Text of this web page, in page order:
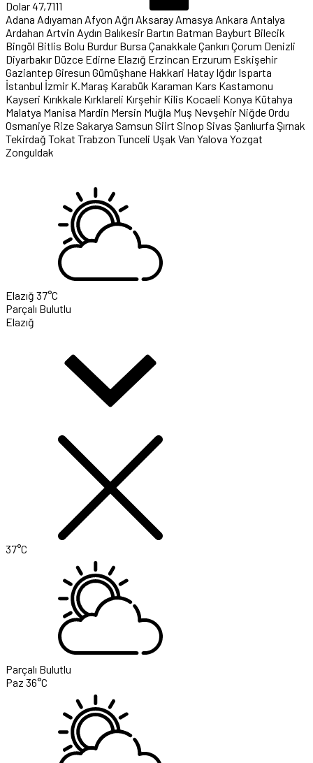
Euro 55,1881
Adana Adıyaman Afyon Ağrı AksarayAmasya Ankara Antalya
Ardahan Artvin Aydın Balıkesir Bartın Batman Bayburt Bilecik
Bingöl Bitlis Bolu Burdur Bursa ÇanakkaleÇankırı Çorum Denizli
Diyarbakır Düzce Edirne Elazığ Erzincan Erzurum Eskişehir
Gaziantep Giresun Gümüşhane Hakkari Hatay Iğdır Isparta
İstanbul İzmir K.Maraş Karabük Karaman Kars Kastamonu
Kayseri Kırıkkale Kırklareli Kırşehir Kilis Kocaeli Konya Kütahya
Malatya Manisa Mardin Mersin Muğla Muş Nevşehir NiğdeOrdu
Osmaniye RizeSakarya Samsun Siirt Sinop Sivas Şanlıurfa Şırnak
Tekirdağ Tokat Trabzon Tunceli Uşak Van Yalova Yozgat
Zonguldak
Elazığ 37°C
Parçalı Bulutlu
Elazığ
37°C
Parçalı Bulutlu
Paz 36°C